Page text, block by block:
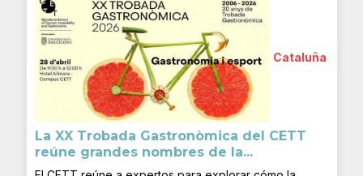
Cataluña
La XX Trobada Gastronòmica del CETT
reúne grandes nombres de la...